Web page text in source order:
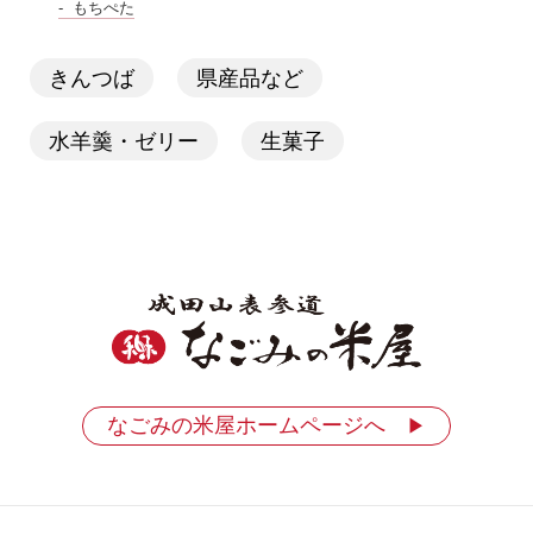
もちぺた
きんつば 県産品など
水羊羹・ゼリー 生菓子
なごみの米屋ホームページへ ▶